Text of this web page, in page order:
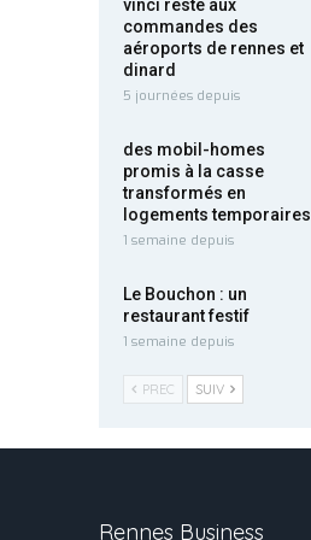
vinci reste aux
commandes des
aéroports de rennes et
dinard
5 journées depuis
des mobil-homes
promis à la casse
transformés en
logements temporaires
1 semaine depuis
Le Bouchon : un
restaurant festif
1 semaine depuis
PREC SUIV
Rennes Business